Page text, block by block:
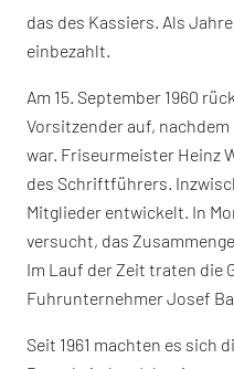
das des Kassiers. Als
einbezahlt.
Am 15. September 1960
Vorsitzender auf,
war. Friseurmeister Heinz
des Schriftführers.
Mitglieder entwickelt. In
versucht, das
Im Lauf der Zeit traten die
Fuhrunternehmer Josef
Seit 1961 machten es sich